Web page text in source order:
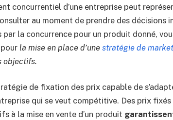
concurrentiel d’une entreprise peut
au moment de prendre des décisions
par la concurrence pour un produit donné,
la mise en place d’une stratégie de
objectifs.
de fixation des prix capable de
qui se veut compétitive. Des prix
à la mise en vente d’un produit